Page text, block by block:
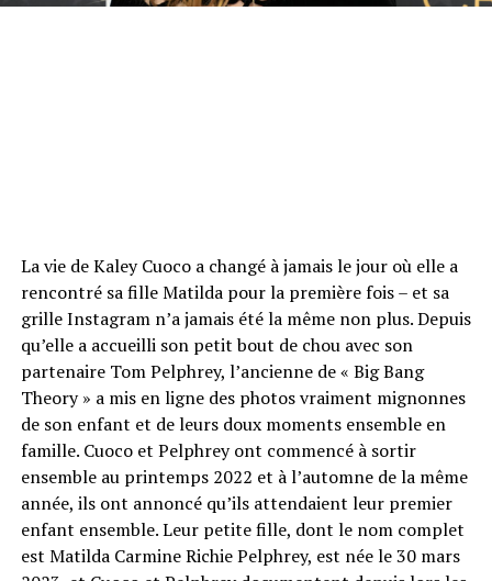
La vie de Kaley Cuoco a changé à jamais le jour où elle a
rencontré sa fille Matilda pour la première fois – et sa
grille Instagram n’a jamais été la même non plus. Depuis
qu’elle a accueilli son petit bout de chou avec son
partenaire Tom Pelphrey, l’ancienne de « Big Bang
Theory » a mis en ligne des photos vraiment mignonnes
de son enfant et de leurs doux moments ensemble en
famille. Cuoco et Pelphrey ont commencé à sortir
ensemble au printemps 2022 et à l’automne de la même
année, ils ont annoncé qu’ils attendaient leur premier
enfant ensemble. Leur petite fille, dont le nom complet
est Matilda Carmine Richie Pelphrey, est née le 30 mars